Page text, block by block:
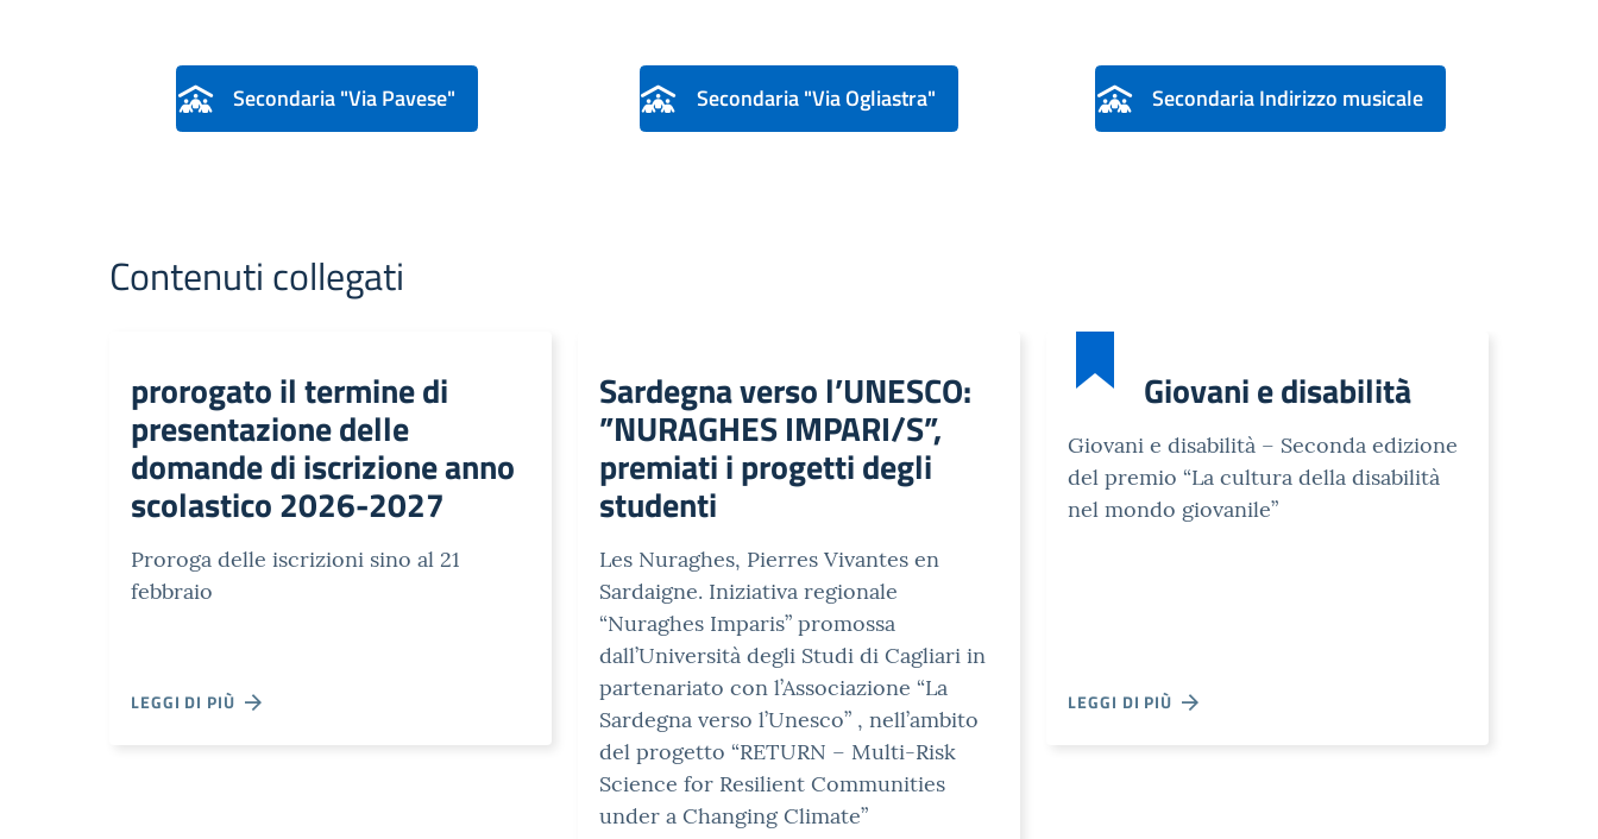
Secondaria "Via Pavese" Secondaria "Via Ogliastra" Secondaria Indirizzo musicale
Contenuti collegati
prorogato il termine di
presentazione delle
domande di iscrizione anno
scolastico 2026-2027
Proroga delle iscrizioni sino al 21
febbraio
LEGGI DI PIÙ
Sardegna verso l’UNESCO:
”NURAGHES IMPARI/S”,
premiati i progetti degli
studenti
Les Nuraghes, Pierres Vivantes en
Sardaigne. Iniziativa regionale
“Nuraghes Imparis” promossa
dall’Università degli Studi di Cagliari in
partenariato con l’Associazione “La
Sardegna verso l’Unesco” , nell’ambito
del progetto “RETURN – Multi-Risk
Science for Resilient Communities
under a Changing Climate”
Giovani e disabilità
Giovani e disabilità – Seconda edizione
del premio “La cultura della disabilità
nel mondo giovanile”
LEGGI DI PIÙ